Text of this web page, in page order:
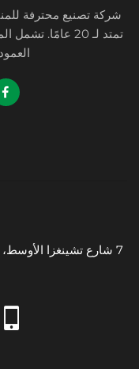
شركة تصنيع محترفة
تمتد لـ 20